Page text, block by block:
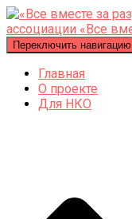
Переключить навигацию
Главная
О проекте
Для НКО